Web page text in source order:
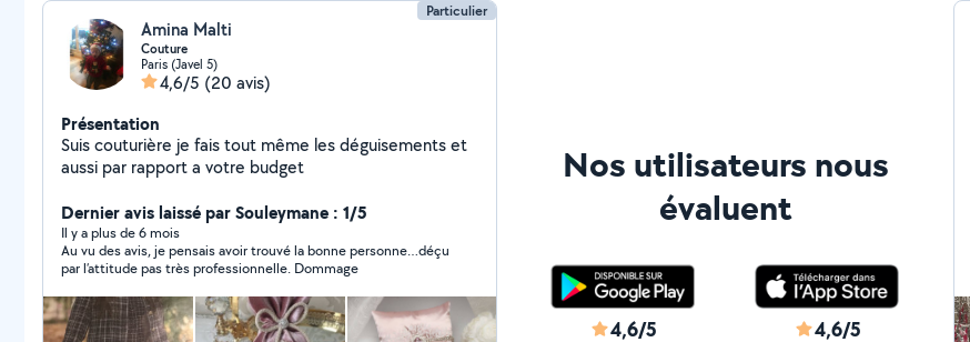
Particulier
Amina Malti
Couture
Paris (Javel 5)
4,6/5 (20 avis)
Présentation
Suis couturière je fais tout même les déguisements et
aussi par rapport a votre budget
Dernier avis laissé par Souleymane : 1/5
Il y a plus de 6 mois
Au vu des avis, je pensais avoir trouvé la bonne personne…déçu
par l’attitude pas très professionnelle. Dommage
Nos utilisateurs nous
évaluent
4,6/5 4,6/5